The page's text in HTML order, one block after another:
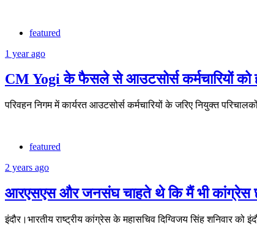
featured
1 year ago
CM Yogi के फैसले से आउटसोर्स कर्मचारियों
परिवहन निगम में कार्यरत आउटसोर्स कर्मचारियों के जरिए नियुक्त
featured
2 years ago
आरएसएस और जनसंघ चाहते थे कि मैं भी कांग्रेस
इंदौर।भारतीय राष्ट्रीय कांग्रेस के महासचिव दिग्विजय सिंह शनिवार